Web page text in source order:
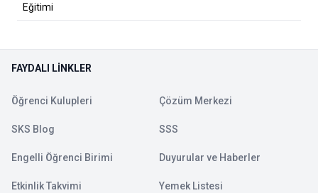
Eğitimi
FAYDALI LINKLER
Öğrenci Kulupleri Çözüm Merkezi
SKS Blog SSS
Engelli Öğrenci Birimi Duyurular ve Haberler
Etkinlik Takvimi Yemek Listesi